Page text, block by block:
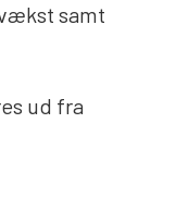
samt
ud fra